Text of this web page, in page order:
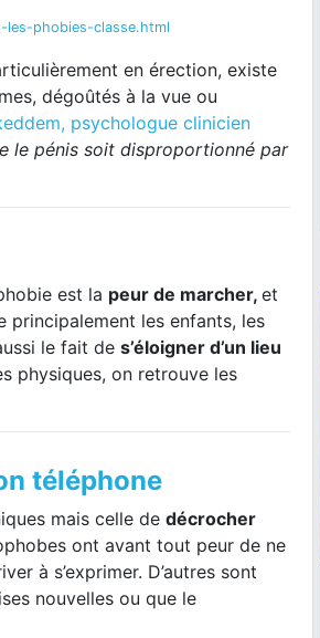
phobies-classe.html
en érection, existe
dégoûtés à la vue ou
psychologue clinicien
le pénis soit disproportionné par
est la peur de marcher, et
principalement les enfants, les
le fait de s’éloigner d’un lieu
physiques, on retrouve les
téléphone
mais celle de décrocher
ont avant tout peur de ne
à s’exprimer. D’autres sont
nouvelles ou que le